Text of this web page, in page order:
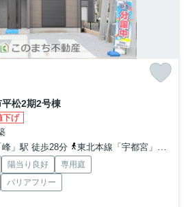
松2期2号棟
下げ
」駅 徒歩28分
東北本線「宇都宮」駅 徒歩38分
陽当り良好
専用庭
バリアフリー